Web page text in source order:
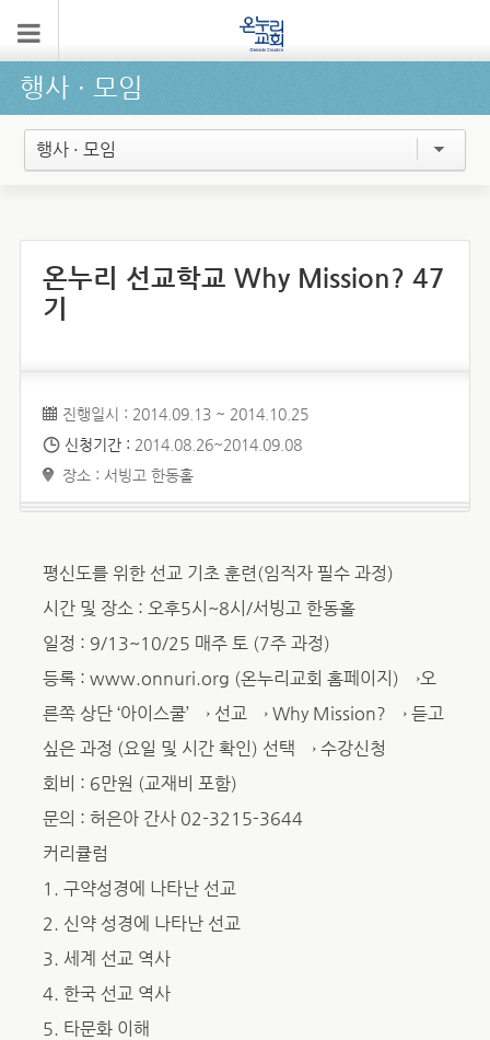
행사 ∙ 모임
행사 · 모임
온누리 선교학교 Why Mission? 47
기
진행일시 : 2014.09.13 ~ 2014.10.25
신청기간 : 2014.08.26~2014.09.08
장소 : 서빙고 한동홀
평신도를 위한 선교 기초 훈련(임직자 필수 과정)
시간 및 장소 : 오후5시~8시/서빙고 한동홀
일정 : 9/13~10/25 매주 토 (7주 과정)
등록 : www.onnuri.org (온누리교회 홈페이지) →오
른쪽 상단 ‘아이스쿨’ → 선교 → Why Mission? → 듣고
싶은 과정 (요일 및 시간 확인) 선택 → 수강신청
회비 : 6만원 (교재비 포함)
문의 : 허은아 간사 02-3215-3644
커리큘럼
1. 구약성경에 나타난 선교
2. 신약 성경에 나타난 선교
3. 세계 선교 역사
4. 한국 선교 역사
5. 타문화 이해